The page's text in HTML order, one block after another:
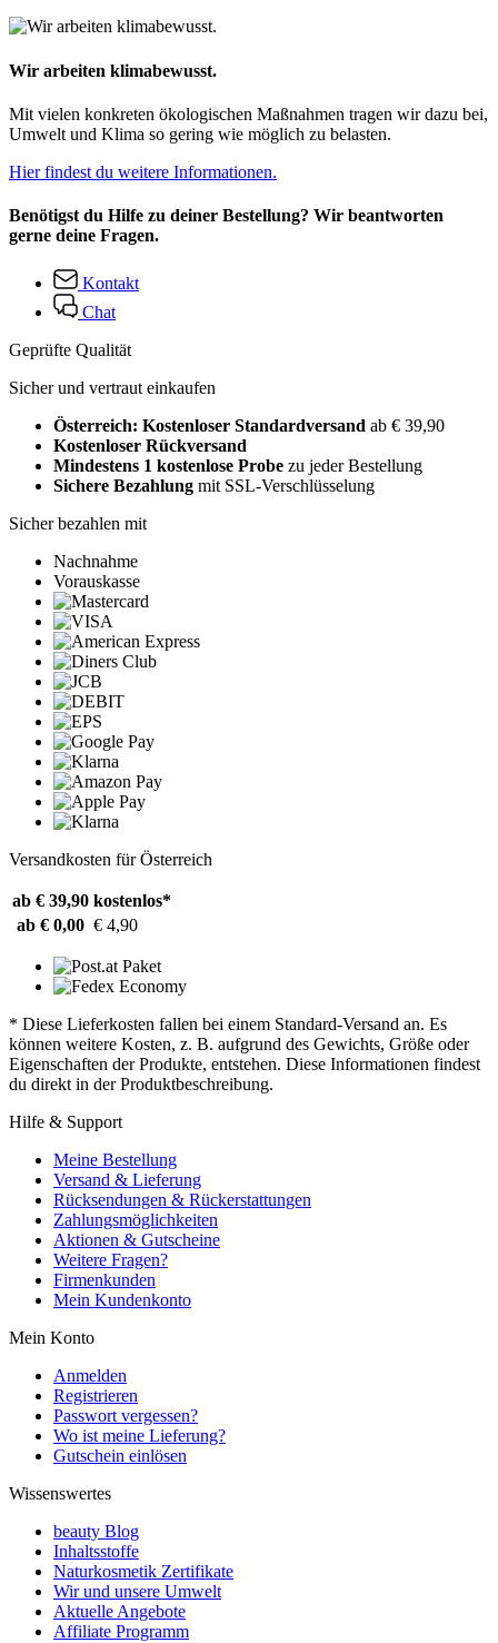
Wir arbeiten klimabewusst.
Mit vielen konkreten ökologischen Maßnahmen tragen wir dazu bei,
Umwelt und Klima so gering wie möglich zu belasten.
Hier findest du weitere Informationen.
Benötigst du Hilfe zu deiner Bestellung? Wir beantworten
gerne deine Fragen.
Kontakt
Chat
Geprüfte Qualität
Sicher und vertraut einkaufen
Österreich: Kostenloser Standardversand ab € 39,90
Kostenloser Rückversand
Mindestens 1 kostenlose Probe zu jeder Bestellung
Sichere Bezahlung mit SSL-Verschlüsselung
Sicher bezahlen mit
Nachnahme
Vorauskasse
Versandkosten für Österreich
ab € 39,90 kostenlos*
ab € 0,00 € 4,90
* Diese Lieferkosten fallen bei einem Standard-Versand an. Es
können weitere Kosten, z. B. aufgrund des Gewichts, Größe oder
Eigenschaften der Produkte, entstehen. Diese Informationen findest
du direkt in der Produktbeschreibung.
Hilfe & Support
Meine Bestellung
Versand & Lieferung
Rücksendungen & Rückerstattungen
Zahlungsmöglichkeiten
Aktionen & Gutscheine
Weitere Fragen?
Firmenkunden
Mein Kundenkonto
Mein Konto
Anmelden
Registrieren
Passwort vergessen?
Wo ist meine Lieferung?
Gutschein einlösen
Wissenswertes
beauty Blog
Inhaltsstoffe
Naturkosmetik Zertifikate
Wir und unsere Umwelt
Aktuelle Angebote
Affiliate Programm